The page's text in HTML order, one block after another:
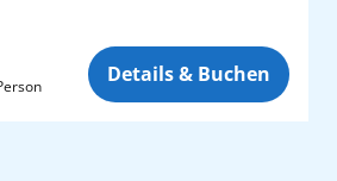
Details & Buchen